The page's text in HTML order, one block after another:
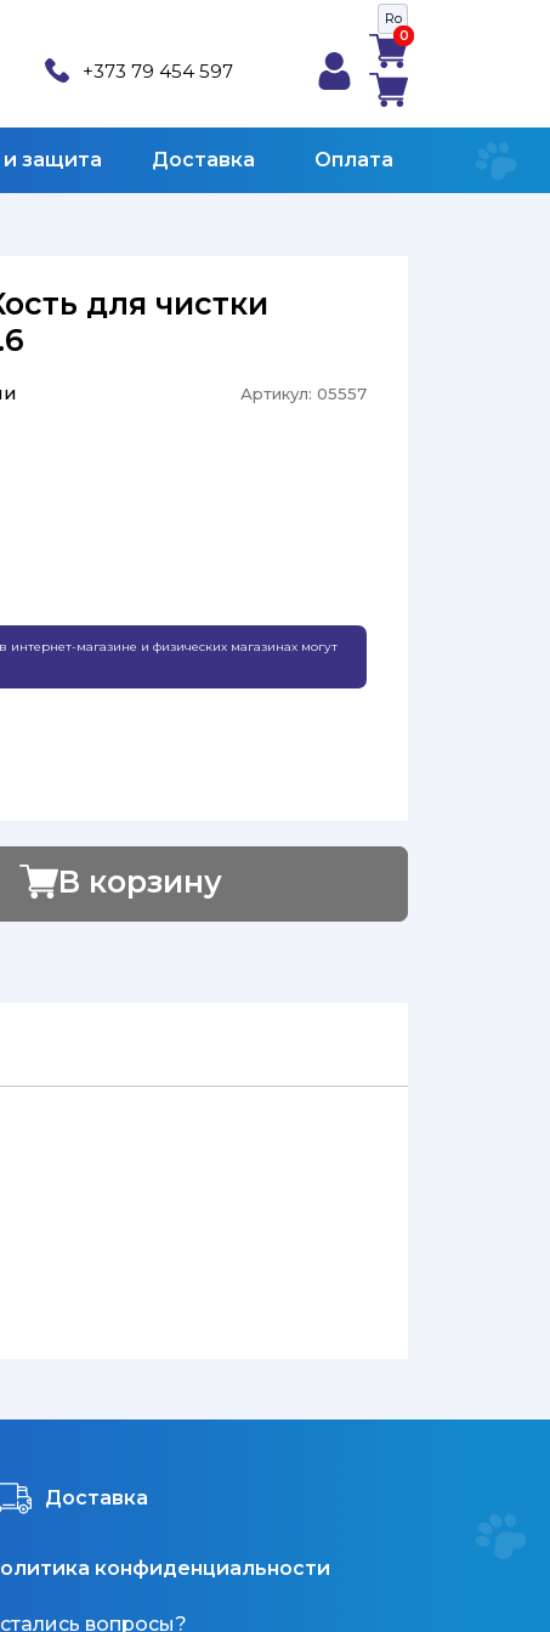
Ro
+373 79 454 597
0
0
и защита Доставка Оплата
для чистки
Артикул: 05557
интернет-магазине и физических магазинах могут
В корзину
Доставка
конфиденциальности
вопросы?